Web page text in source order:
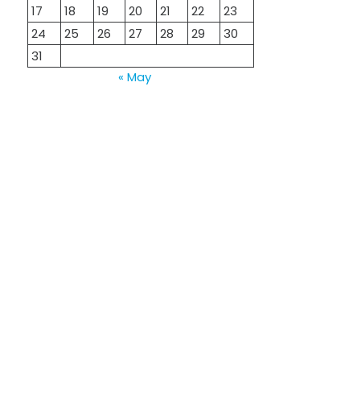
17
18 19 20 21 22
23
24
25 26 27 28 29
30
31
« May